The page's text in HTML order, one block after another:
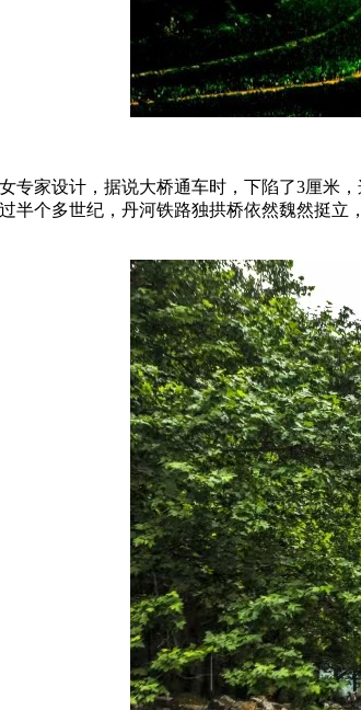
专家设计，据说大桥通车时，下陷了3厘米
半个多世纪，丹河铁路独拱桥依然魏然挺立